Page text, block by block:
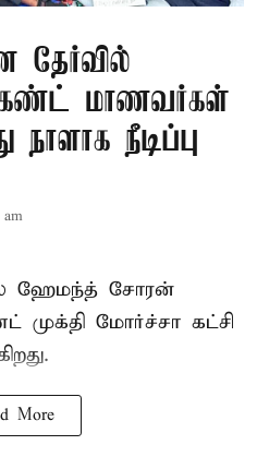
தேர்வில்
மாணவர்கள்
நீடிப்பு
ஹேமந்த் சோரன்
மோர்ச்சா கட்சி
More